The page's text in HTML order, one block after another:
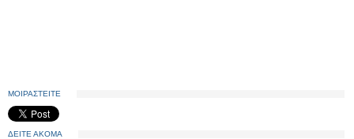
ΜΟΙΡΑΣΤΕΙΤΕ
ΔΕΙΤΕ ΑΚΟΜΑ